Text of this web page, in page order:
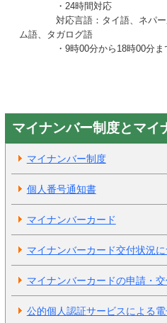
・24時間対応
対応言語：タイ語、ネパール
ム語、タガログ語
・9時00分から18時00分ま
マイナンバー制度とマイ
マイナンバー制度
個人番号通知書
マイナンバーカード
マイナンバーカード交付状況
マイナンバーカードの申請・
公的個人認証サービスによる